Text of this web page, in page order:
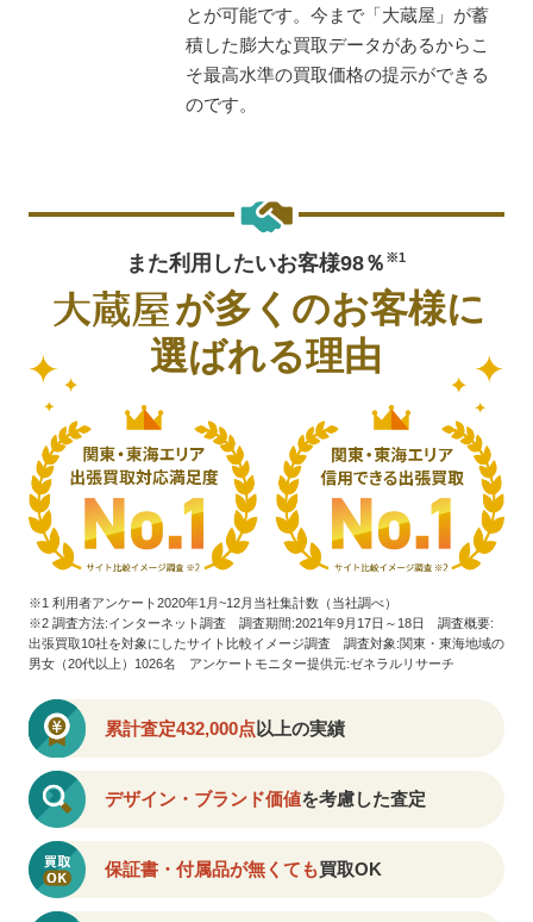
とが可能です。今まで「大蔵屋」が蓄
積した膨大な買取データがあるからこ
そ最高水準の買取価格の提示ができる
のです。
が多くのお客様に
選ばれる理由
また利用したいお客様98％ ※1
※1 利用者アンケート2020年1月~12月当社集計数（当社調べ）
※2 調査方法:インターネット調査 調査期間:2021年9月17日～18日 調査概要:
出張買取10社を対象にしたサイト比較イメージ調査 調査対象:関東・東海地域の
男女（20代以上）1026名 アンケートモニター提供元:ゼネラルリサーチ
累計査定432,000点以上の実績
デザイン・ブランド価値を考慮した査定
保証書・付属品が無くても買取OK